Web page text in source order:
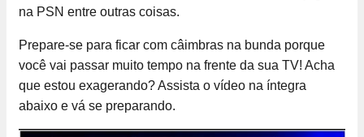
na PSN entre outras coisas.
Prepare-se para ficar com câimbras na bunda porque
você vai passar muito tempo na frente da sua TV! Acha
que estou exagerando? Assista o vídeo na íntegra
abaixo e vá se preparando.